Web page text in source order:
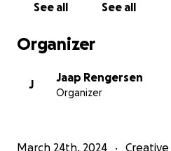
See all See all
Organizer
J
Jaap Rengersen
Organizer
March 24th, 2024 Creative